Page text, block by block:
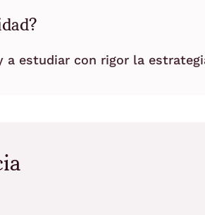
a estudiar con rigor la